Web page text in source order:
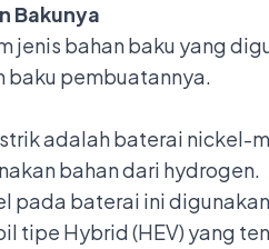
Bakunya
bahan baku yang
baku pembuatannya.
adalah baterai nickel-
bahan dari hydrogen.
pada baterai ini
tipe Hybrid (HEV) yang